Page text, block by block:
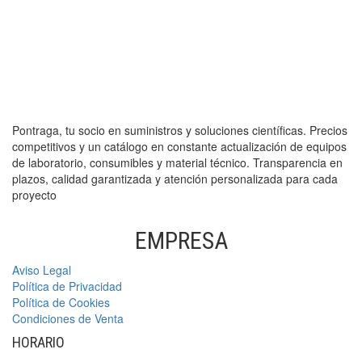
Pontraga, tu socio en suministros y soluciones científicas. Precios
competitivos y un catálogo en constante actualización de equipos
de laboratorio, consumibles y material técnico. Transparencia en
plazos, calidad garantizada y atención personalizada para cada
proyecto
EMPRESA
Aviso Legal
Política de Privacidad
Política de Cookies
Condiciones de Venta
HORARIO